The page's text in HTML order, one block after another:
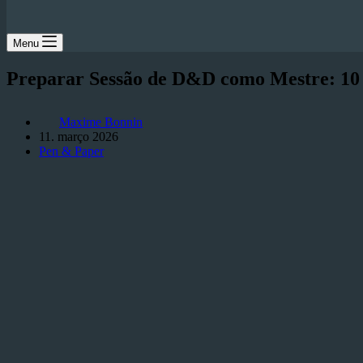
Menu
Preparar Sessão de D&D como Mestre:
Maxime Bonnin
11. março 2026
Pen & Paper